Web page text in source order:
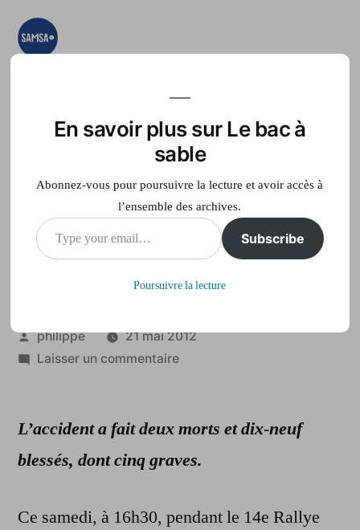
Aller
teste, on expérimente
Accueil France Télé
Un rallye automobile
mortel dans le Var
Publié
par
philippe
21 mai 2012
Laisser un commentairesur
automobile
dans
Var
L’accident a fait deux morts et dix-neuf
blessés, dont cinq graves.
Ce samedi, à 16h30, pendant le 14e Rallye
En savoir plus sur Le bac à
sable
Abonnez-vous pour poursuivre la lecture et avoir accès à
l’ensemble des archives.
Type
your
Subscribe
Poursuivre la lecture